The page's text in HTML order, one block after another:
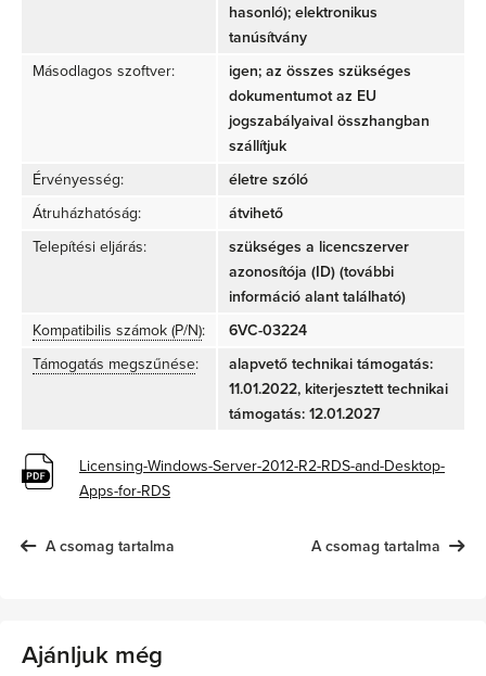
hasonló); elektronikus
tanúsítvány
Másodlagos szoftver:
igen; az összes szükséges
dokumentumot az EU
jogszabályaival összhangban
szállítjuk
Érvényesség:
életre szóló
Átruházhatóság:
átvihető
Telepítési eljárás:
szükséges a licencszerver
azonosítója (ID) (további
információ alant található)
Kompatibilis számok (P/N):
6VC-03224
Támogatás megszűnése:
alapvető technikai támogatás:
11.01.2022, kiterjesztett technikai
támogatás: 12.01.2027
Licensing-Windows-Server-2012-R2-RDS-and-Desktop-
Apps-for-RDS
A csomag tartalma A csomag tartalma
Ajánljuk még